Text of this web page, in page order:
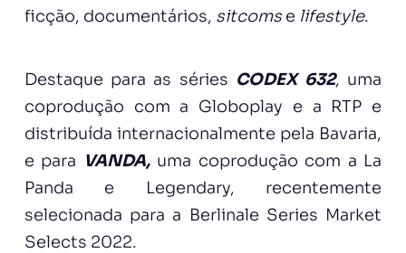
ficção, documentários, sitcomse lifestyle.
Destaque para as séries CODEX 632, uma
coprodução com a Globoplay e a RTP e
distribuída internacionalmente pela Bavaria,
e para VANDA, uma coprodução com a La
Panda e Legendary, recentemente
selecionada para a Berlinale Series Market
Selects 2022.